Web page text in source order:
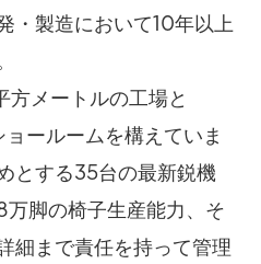
・製造において10年以上
メートルの工場と
ールームを構えていま
とする35台の最新鋭機
脚の椅子生産能力、そ
細まで責任を持って管理